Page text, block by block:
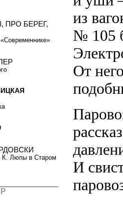
из
№ 105
От
И
ПРО БЕРЕГ,
К. Люпы в Старом